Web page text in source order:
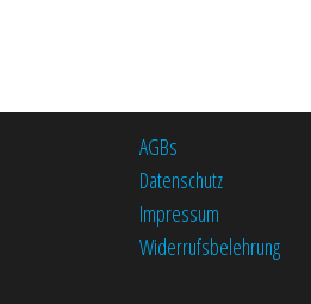
AGBs
Datenschutz
Impressum
Widerrufsbelehrung